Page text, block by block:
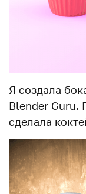
Я создала
Blender Guru.
сделала